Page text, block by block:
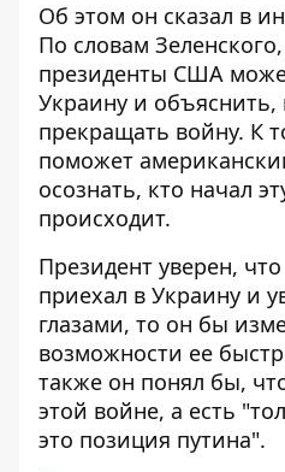
Об этом он сказал в
По словам
президенты США
Украину и объяснить,
прекращать войну. К
поможет
осознать, кто начал
происходит.
Президент уверен,
приехал в Украину и
глазами, то он бы
возможности ее
также он понял бы,
этой войне, а есть
это позиция путина".